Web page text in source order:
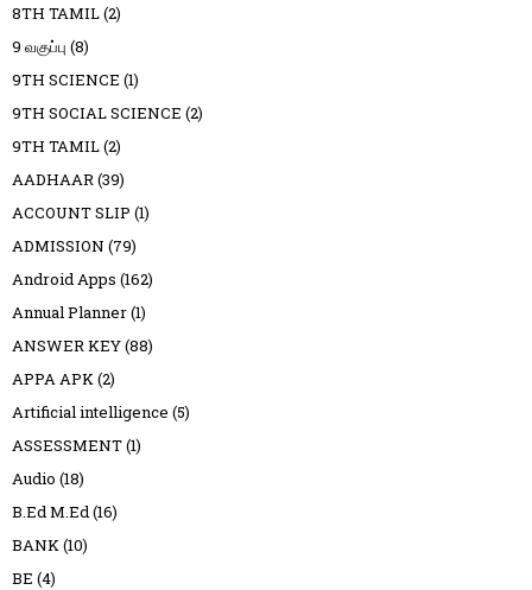
8TH TAMIL(2)
9 வகுப்பு (8)
9TH SCIENCE (1)
9TH SOCIAL SCIENCE (2)
9TH TAMIL(2)
AADHAAR(39)
ACCOUNT SLIP (1)
ADMISSION (79)
Android Apps (162)
Annual Planner(1)
ANSWER KEY(88)
APPA APK(2)
Artificial intelligence (5)
ASSESSMENT(1)
Audio (18)
B.Ed M.Ed(16)
BANK(10)
BE (4)